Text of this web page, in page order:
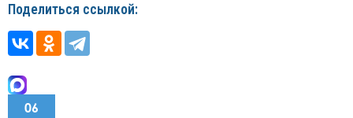
Поделиться ссылкой:
06